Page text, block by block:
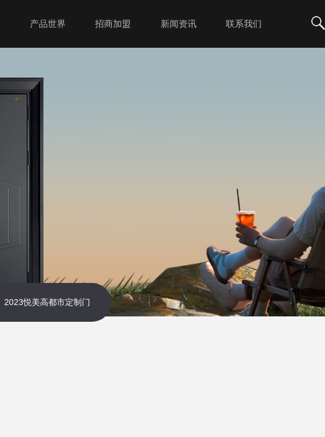
产品世界 招商加盟 新闻资讯 联系我们
2023悦美高都市定制门